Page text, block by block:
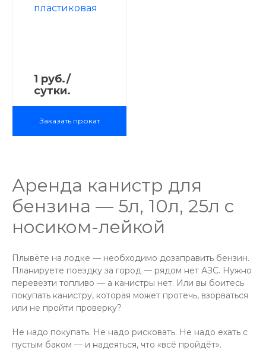
пластиковая
1 руб./
сутки.
Заказать прокат
Аренда канистр для
бензина — 5л, 10л, 25л с
носиком-лейкой
Плывёте на лодке — необходимо дозаправить бензин.
Планируете поездку за город — рядом нет АЗС. Нужно
перевезти топливо — а канистры нет. Или вы боитесь
покупать канистру, которая может протечь, взорваться
или не пройти проверку?
Не надо покупать. Не надо рисковать. Не надо ехать с
пустым баком — и надеяться, что «всё пройдёт».